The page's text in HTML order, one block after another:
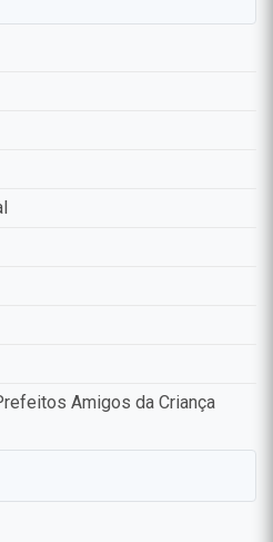
Amigos da Criança